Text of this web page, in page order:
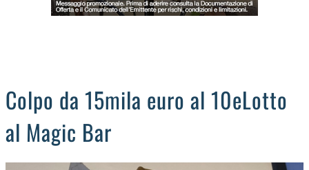
Colpo da 15mila euro al 10eLotto
al Magic Bar